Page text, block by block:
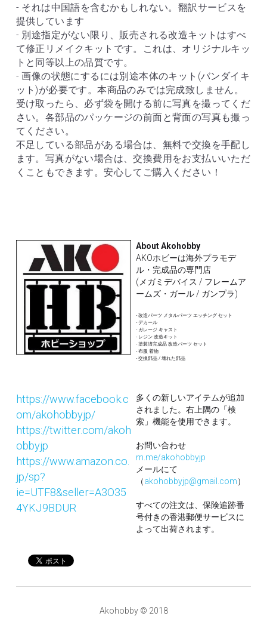
- それは中国語を含むかもしれない。翻訳サービスを
提供しています
- 別途指定がない限り、販売される改造キットはすべ
て修正リメイクキットです。これは、オリジナルキッ
トと同等以上の品質です。
- 画像の状態にするには別途本体のキット(バンダイキ
ット)が必要です。本商品のみでは完成致しません。
受け取ったら、必ず袋を開ける前に写真を撮ってくだ
さい。各部品のパッケージの前面と背面の写真も撮っ
てください。
不足している部品がある場合は、無料で交換を手配し
ます。写真がない場合は、交換費用をお支払いいただ
くこともできます。安心してご購入ください！
About Akohobby
AKOホビーは海外プラモデ
ル・完成品の専門店
(メガミデバイス / フレームア
ームズ・ガール / ガンプラ)
- 改造パーツ メタルパーツ エッチング セット
- デカール
- ガレージ キャスト
- レジン 改造キット
- 塗装済完成品 改造パーツ セット
- 布服 着物
- 交換部品 / 壊れた部品
https://www.facebook.c
om/akohobbyjp/
https://twitter.com/akoh
obbyjp
https://www.amazon.co.
jp/sp?
ie=UTF8&seller=A3O35
4YKJ9BDUR
多くの新しいアイテムが追加
されました。右上隅の「検
索」機能を使用できます。
お問い合わせ
m.me/akohobbyjp
メールにて
（akohobbyjp@gmail.com）
すべての注文は、保険追跡番
号付きの香港郵便サービスに
よって出荷されます。
Akohobby © 2018